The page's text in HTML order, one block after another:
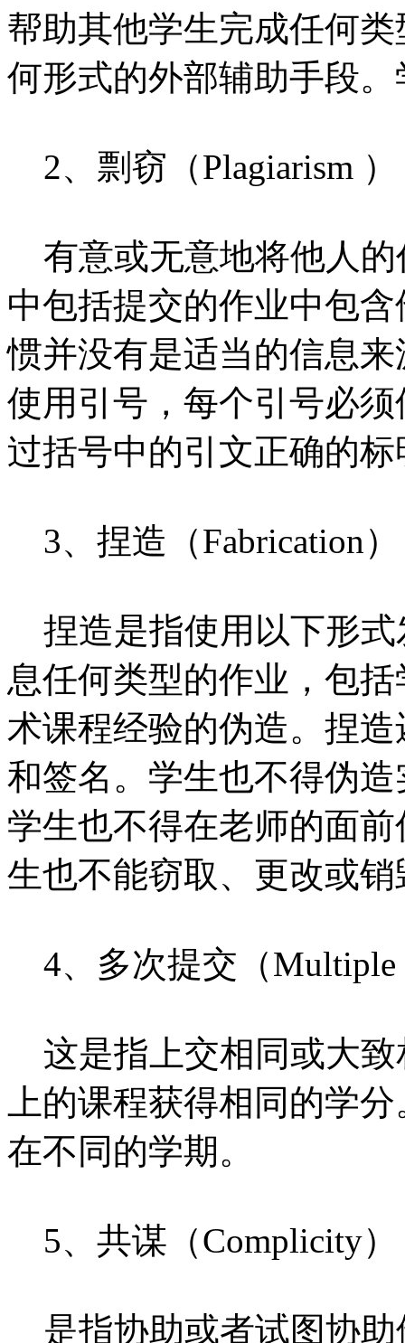
帮助其他学生完成任何
何形式的外部辅助手段
2、剽窃（Plagiarism ）
有意或无意地将他人的
中包括提交的作业中包
惯并没有是适当的信息
使用引号，每个引号必
过括号中的引文正确的
3、捏造（Fabrication）
捏造是指使用以下形式
息任何类型的作业，包
术课程经验的伪造。捏
和签名。学生也不得伪
学生也不得在老师的面
生也不能窃取、更改或
4、多次提交（Multiple
这是指上交相同或大致
上的课程获得相同的学
在不同的学期。
5、共谋（Complicity）
是指协助或者试图协助